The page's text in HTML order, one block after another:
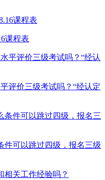
课程表
评价三级考试吗？“经认定
件可以跳过四级，报名三级